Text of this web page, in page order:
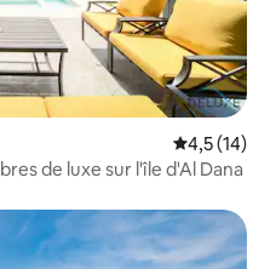
Évaluation
4,5 (14)
de luxe sur l'île d'Al Dana